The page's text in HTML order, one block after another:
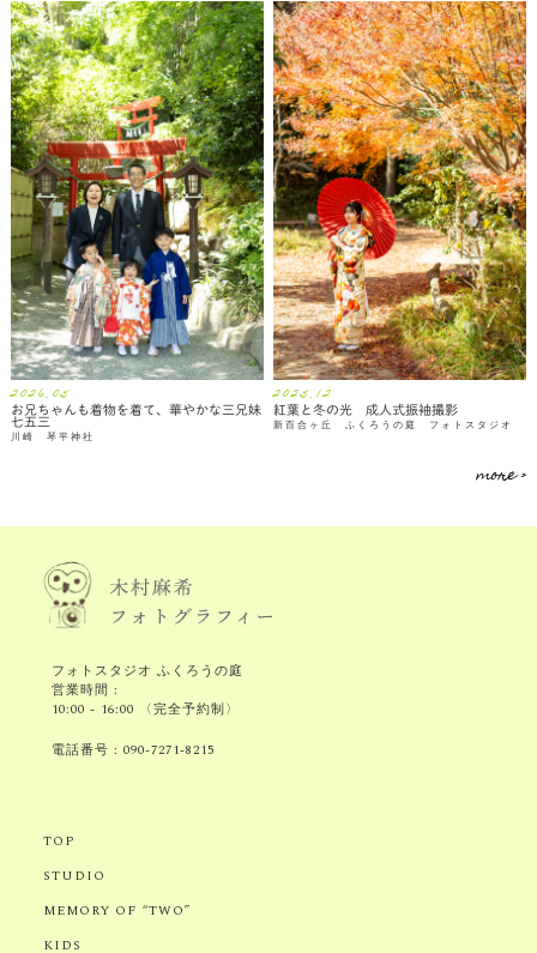
2026.05
お兄ちゃんも着物を着て、華やかな三兄妹
七五三
川崎 琴平神社
2025.12
紅葉と冬の光 成人式振袖撮影
新百合ヶ丘 ふくろうの庭 フォトスタジオ
more >
フォトスタジオ ふくろうの庭
営業時間 :
10:00 - 16:00 〈完全予約制〉
電話番号 :090-7271-8215
TOP
STUDIO
MEMORY OF “TWO”
KIDS